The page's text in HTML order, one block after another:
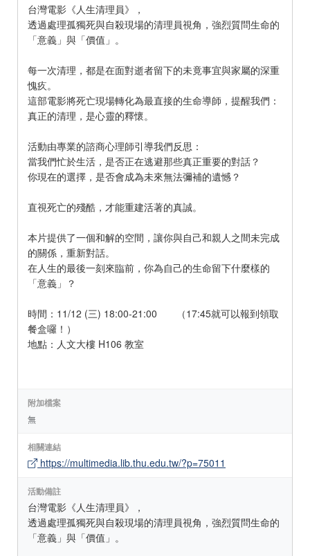
台灣電影《人生清理員》，
透過處理孤獨死與自殺現場的清理員視角，強烈質問生命的
「意義」與「價值」。
每一次清理，都是在面對逝者留下的未竟事宜與家屬的深重
愧疚。
這部電影將死亡現場轉化為最直接的生命導師，提醒我們：
真正的清理，是心靈的釋懷。
活動由專業的諮商心理師引導我們反思：
當我們忙於生活，是否正在逃避那些真正重要的對話？
你現在的選擇，是否會成為未來無法彌補的遺憾？
直視死亡的殘酷，才能重建活著的真誠。
本片提供了一個和解的空間，讓你與自己和親人之間未完成
的關係，重新對話。
在人生的最後一刻來臨前，你為自己的生命留下什麼樣的
「意義」？
時間：11/12 (三) 18:00-21:00 （17:45就可以報到領取
餐盒囉！）
地點：人文大樓 H106 教室
附加檔案
無
相關連結
https://multimedia.lib.thu.edu.tw/?p=75011
活動備註
台灣電影《人生清理員》，
透過處理孤獨死與自殺現場的清理員視角，強烈質問生命的
「意義」與「價值」。